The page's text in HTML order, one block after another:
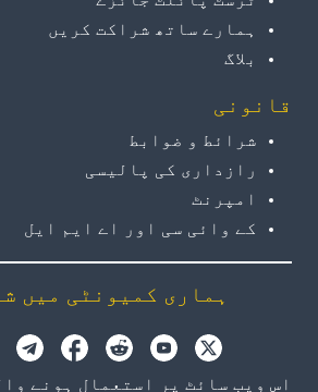
ہمارے ساتھ شراکت کریں
بلاگ
قانونی
شرائط و ضوابط
رازداری کی پالیسی
امپرنٹ
کے وائی سی اور اے ایم ایل
ہماری کمیونٹی میں
اس ویب سائٹ پر استعمال ہونے